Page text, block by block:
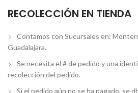
RECOLECCIÓN EN TIENDA
Contamos con Sucursales en:
Guadalajara.
Se necesita el # de pedido y una
recolección del pedido.
Si el pedido aún no se ha pagado, se